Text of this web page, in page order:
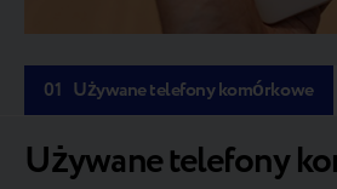
01 Używane telefony komórkowe
Używane telefony